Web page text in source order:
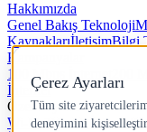
Hakkımızda
Genel Bakış Teknoloji
KaynaklarıİletişimBilgi
Kampanyalar
100 Mbps İnternet
İnternet
Özel Sayfalar
Wi-Fi 7Yazlık İnternet